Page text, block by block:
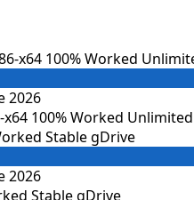
2026
100% Worked Unlimited
2026
Stable gDrive